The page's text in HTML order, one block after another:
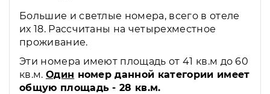
Большие и светлые номера, всего в отеле
их 18. Рассчитаны на четырехместное
проживание.
Эти номера имеют площадь от 41 кв.м до 60
кв.м. Один номер данной категории имеет
общую площадь - 28 кв.м.